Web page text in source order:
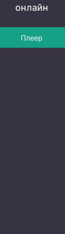
онлайн
Плеер